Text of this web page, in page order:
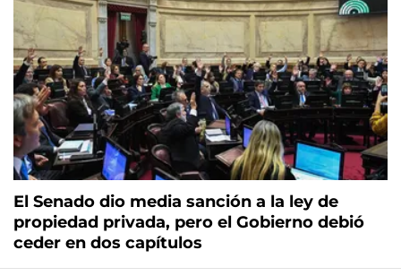
El Senado dio media sanción a la ley de
propiedad privada, pero el Gobierno debió
ceder en dos capítulos